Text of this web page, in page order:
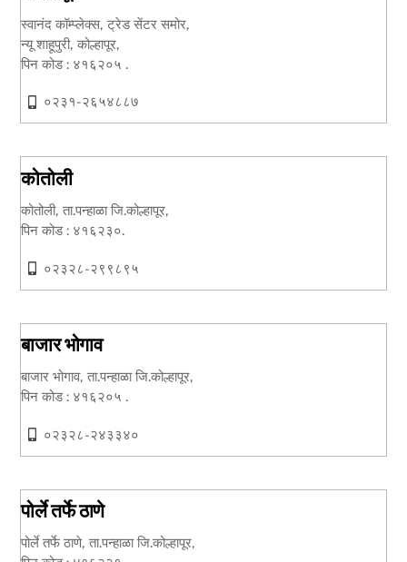
स्वानंद कॉम्प्लेक्स, ट्रेड सेंटर समोर,
न्यू शाहूपुरी, कोल्हापूर,
पिन कोड : ४१६२०५ .
०२३१-२६५४८८७
कोतोली
कोतोली, ता.पन्हाळा जि.कोल्हापूर,
पिन कोड : ४१६२३०.
०२३२८-२९९८९५
बाजार भोगाव
बाजार भोगाव, ता.पन्हाळा जि.कोल्हापूर,
पिन कोड : ४१६२०५ .
०२३२८-२४३३४०
पोर्ले तर्फे ठाणे
पोर्ले तर्फे ठाणे, ता.पन्हाळा जि.कोल्हापूर,